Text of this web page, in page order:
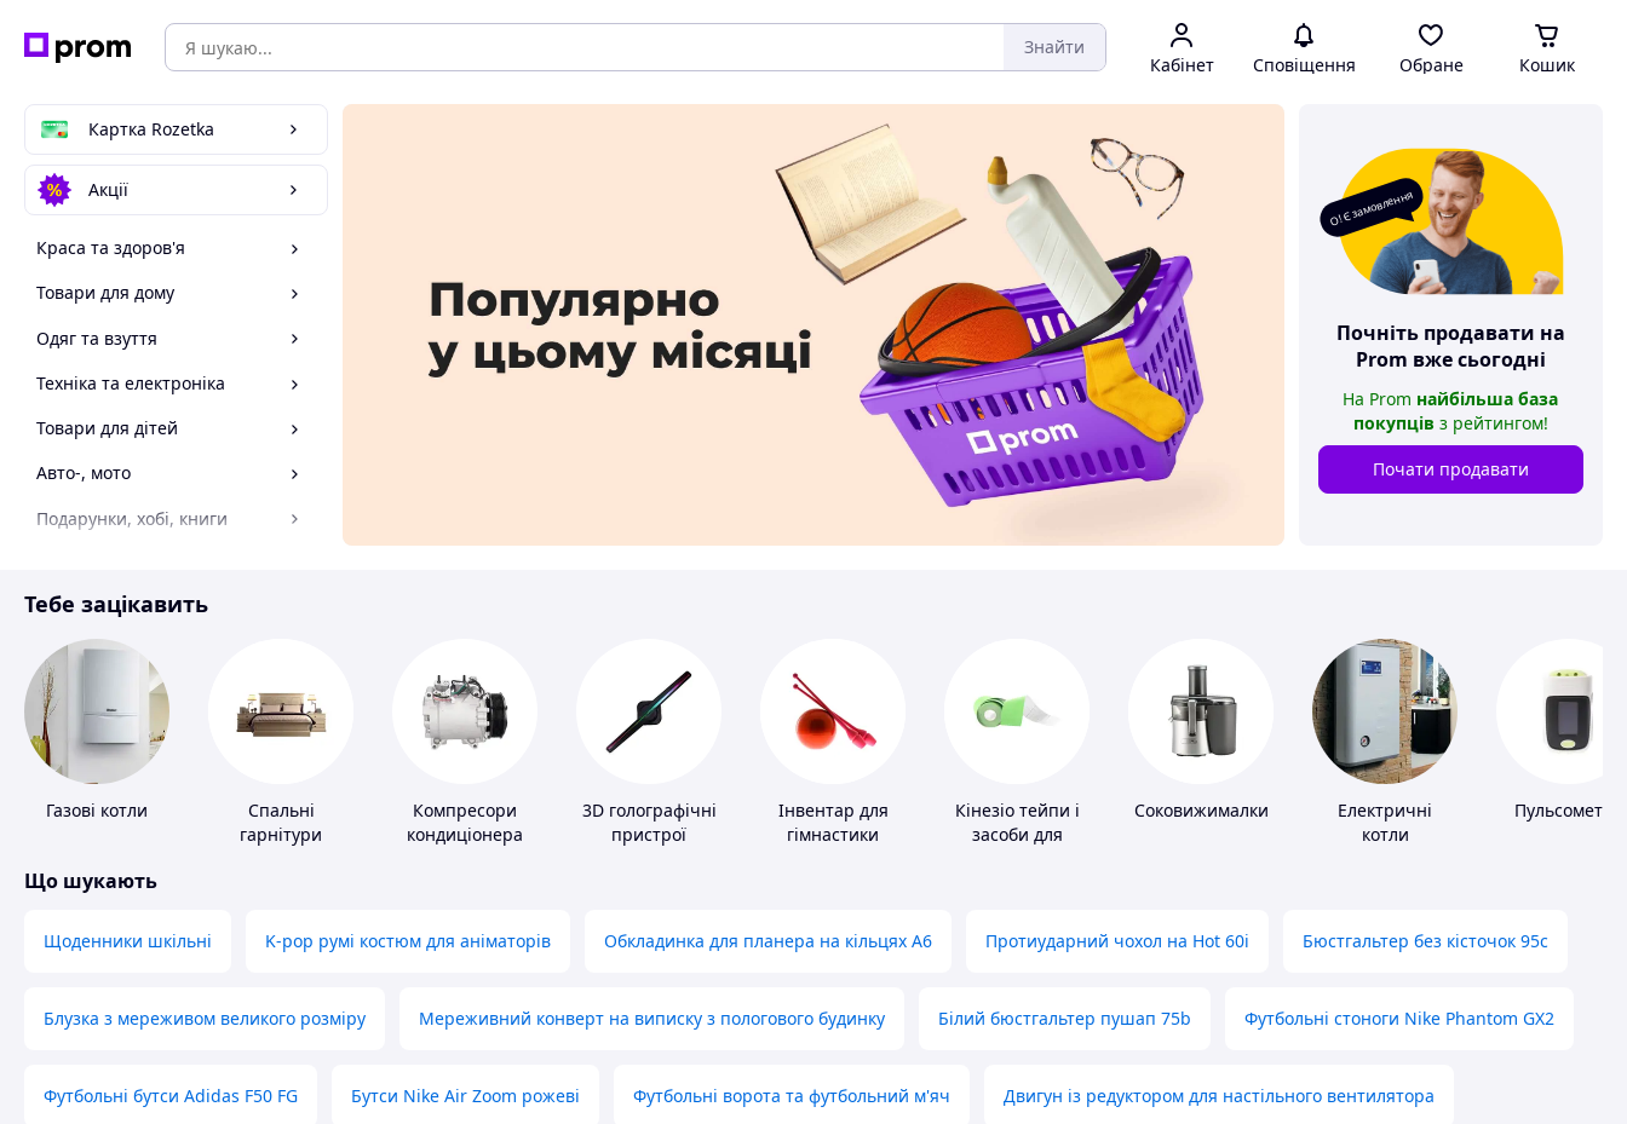
Знайти
Кабінет Сповіщення Обране Кошик
Картка Rozetka
Акції
Краса та здоров'я
Товари для дому
Одяг та взуття
Техніка та електроніка
Товари для дітей
Авто-, мото
Подарунки, хобі, книги
Матеріали для ремонту
Спорт і відпочинок
О! Є замовлення
Почніть продавати на
Prom вже сьогодні
На Prom найбільша база
покупців з рейтингом!
Почати продавати
Тебе зацікавить
Газові котли
Спальні
гарнітури
Компресори
кондиціонера
3D голографічні
пристрої
Інвентар для
гімнастики
Кінезіо тейпи і
засоби для
Соковижималки
Електричні
котли
Пульсометри
Що шукають
Щоденники шкільні K-pop румі костюм для аніматорів Обкладинка для планера на кільцях А6 Протиударний чохол на Hot 60i Бюстгальтер без кісточок 95с
Блузка з мереживом великого розміру Мереживний конверт на виписку з пологового будинку Білий бюстгальтер пушап 75b Футбольні стоноги Nike Phantom GX2
Футбольні бутси Adidas F50 FG Бутси Nike Air Zoom рожеві Футбольні ворота та футбольний м'яч Двигун із редуктором для настільного вентилятора